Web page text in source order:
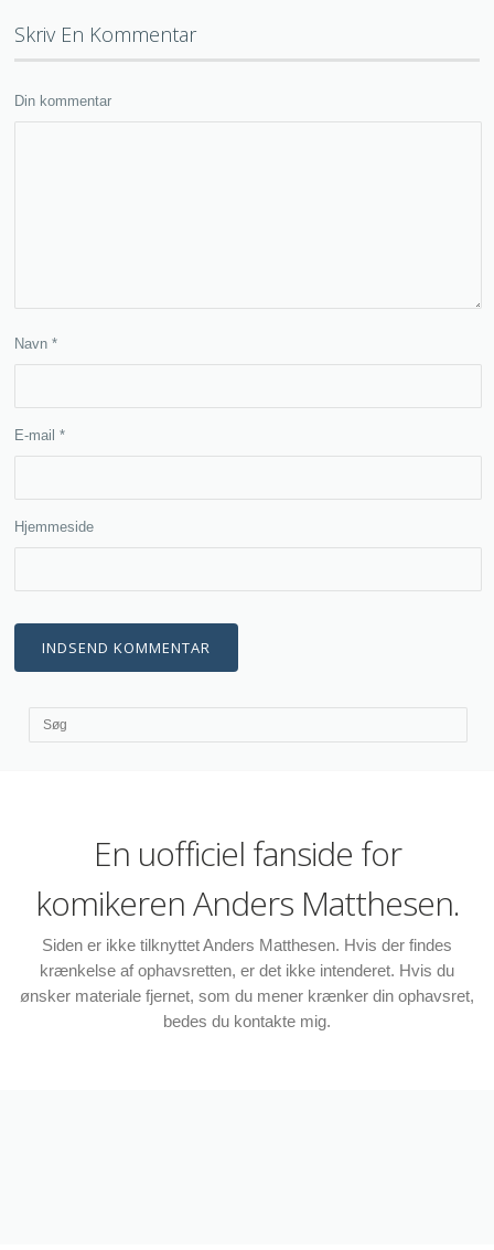
Skriv En Kommentar
Din kommentar
Navn*
E-mail*
Hjemmeside
En uofficiel fanside for
komikeren Anders Matthesen.
Siden er ikke tilknyttet Anders Matthesen. Hvis der findes
krænkelse af ophavsretten, er det ikke intenderet. Hvis du
ønsker materiale fjernet, som du mener krænker din ophavsret,
bedes du kontakte mig.